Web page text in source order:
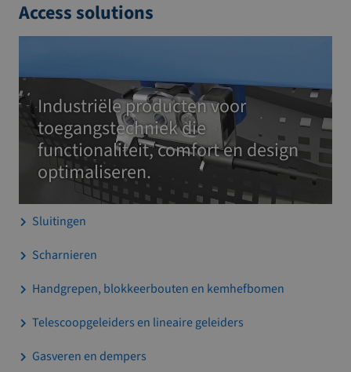
Access solutions
Industriële producten voor
toegangstechniek die
functionaliteit, comfort en design
optimaliseren.
Sluitingen
Scharnieren
Handgrepen, blokkeerbouten en kemhefbomen
Telescoopgeleiders en lineaire geleiders
Gasveren en dempers